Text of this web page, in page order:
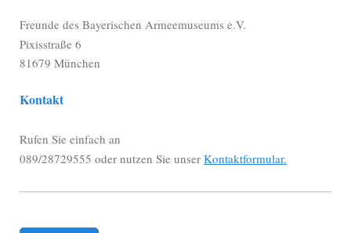
Freunde des Bayerischen Armeemuseums e.V.
Pixisstraße 6
81679 München
Kontakt
Rufen Sie einfach an
089/28729555 oder nutzen Sie unser Kontaktformular.